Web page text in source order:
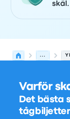
skäl.
...
Varför
Det bästa
tågbiljetter